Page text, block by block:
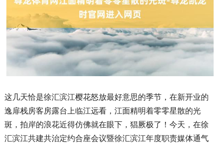
这几天恰是徐汇滨江樱花怒放最好意思的季节，在新开业的
逸扉栈房客房露台上临江远看，江面精明着零零星散的光
斑，拍岸的浪花近得仿佛就在眼下，猖厥极了！今天，在徐
汇滨江共建共治定约合座会议暨徐汇滨江年度职责媒体通气